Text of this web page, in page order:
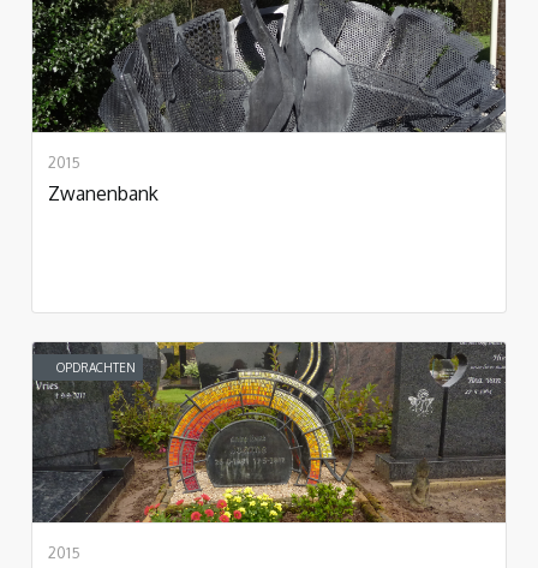
2015
Zwanenbank
OPDRACHTEN
2015